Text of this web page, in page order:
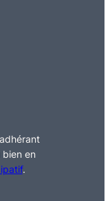
en
.